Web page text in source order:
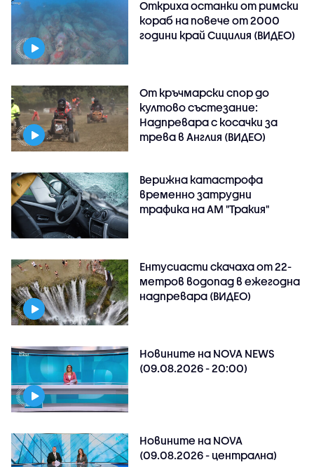
Откриха останки от римски
кораб на повече от 2000
години край Сицилия (ВИДЕО)
От кръчмарски спор до
култово състезание:
Надпревара с косачки за
трева в Англия (ВИДЕО)
Верижна катастрофа
временно затрудни
трафика на АМ "Тракия"
Ентусиасти скачаха от 22-
метров водопад в ежегодна
надпревара (ВИДЕО)
Новините на NOVA NEWS
(09.08.2026 - 20:00)
Новините на NOVA
(09.08.2026 - централна)